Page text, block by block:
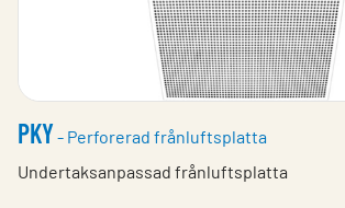
PKY- Perforerad frånluftsplatta
Undertaksanpassad frånluftsplatta